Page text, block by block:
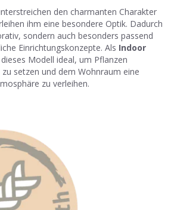
den charmanten Charakter
ihm eine besondere Optik. Dadurch
sondern auch besonders passend
Einrichtungskonzepte. Als Indoor
Modell ideal, um Pflanzen
zu setzen und dem Wohnraum eine
zu verleihen.